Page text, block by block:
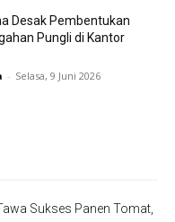
Desak Pembentukan
Pungli di Kantor
- Selasa, 9 Juni 2026
Sukses Panen Tomat,